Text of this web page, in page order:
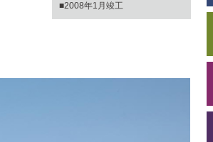
■2008年1月竣工